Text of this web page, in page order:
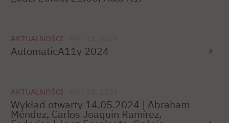
AKTUALNOŚCI
AutomaticA11y 2024
AKTUALNOŚCI
Wykład otwarty 14.05.2024 | Abraham
Méndez, Carlos Joaquin Ramírez,